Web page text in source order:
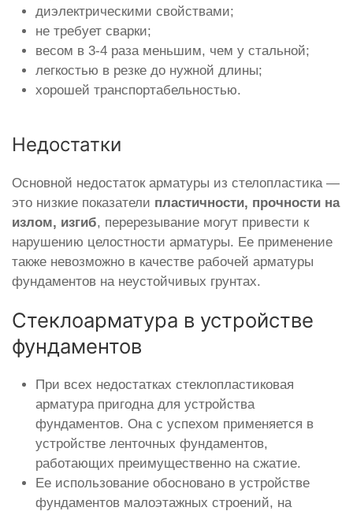
диэлектрическими свойствами;
не требует сварки;
весом в 3-4 раза меньшим, чем у стальной;
легкостью в резке до нужной длины;
хорошей транспортабельностью.
Недостатки
Основной недостаток арматуры из стелопластика —
это низкие показатели пластичности, прочности на
излом, изгиб, перерезывание могут привести к
нарушению целостности арматуры. Ее применение
также невозможно в качестве рабочей арматуры
фундаментов на неустойчивых грунтах.
Стеклоарматура в устройстве
фундаментов
При всех недостатках стеклопластиковая
арматура пригодна для устройства
фундаментов. Она с успехом применяется в
устройстве ленточных фундаментов,
работающих преимущественно на сжатие.
Ее использование обосновано в устройстве
фундаментов малоэтажных строений, на